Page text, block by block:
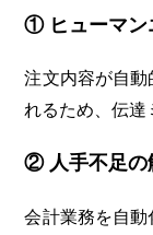
① ヒューマン
注文内容が自
れるため、伝達
② 人手不足の
会計業務を自